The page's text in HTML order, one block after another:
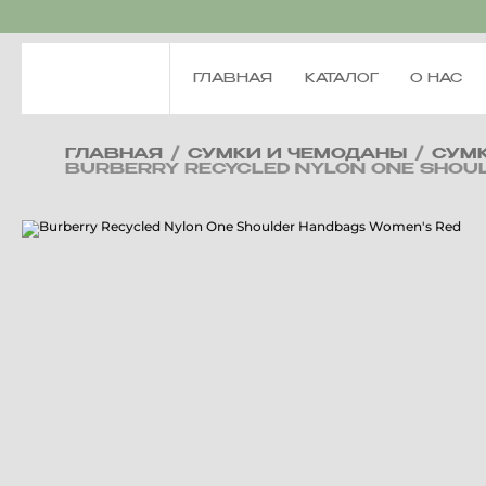
ГЛАВНАЯ КАТАЛОГ О НАС
ГЛАВНАЯ / СУМКИ И ЧЕМОДАНЫ /
BURBERRY RECYCLED NYLON ONE